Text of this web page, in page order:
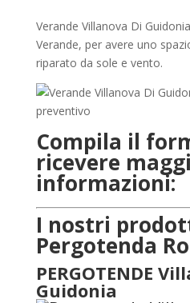
Verande Villanova Di
Verande, per avere uno
riparato da sole e vento.
Compila il
ricevere
informazioni:
I nostri
Pergotenda
PERGOTENDE
Guidonia